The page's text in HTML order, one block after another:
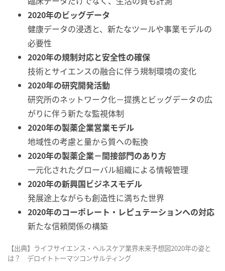
2020年のビッグデータ
健康データの浸透と、新たなツールや事業モデルの
必要性
2020年の規制対応と安全性の確保
技術とサイエンスの融合に伴う規制環境の変化
2020年の研究開発活動
研究所のネットワーク化－提携とビッグデータの広
がりに伴う新たな監視体制
2020年の製薬企業営業モデル
地域性の考慮と量から質への転換
2020年の製薬企業－間接部門のあり方
一元化されたグローバル組織による情報管理
2020年の新興国ビジネスモデル
発展途上ながらも創造性に満ちた世界
2020年のコーポレート・レピュテーションへの対応
新たな信頼関係の構築
【出典】ライフサイエンス・ヘルスケア業界未来予想図2020年の姿と
は？ デロイトトーマツコンサルティング